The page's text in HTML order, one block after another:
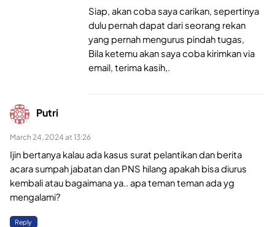
Siap, akan coba saya carikan, sepertinya
dulu pernah dapat dari seorang rekan
yang pernah mengurus pindah tugas,
Bila ketemu akan saya coba kirimkan via
email, terima kasih,.
Putri
March 24, 2024 at 13:26
Ijin bertanya kalau ada kasus surat pelantikan dan berita
acara sumpah jabatan dan PNS hilang apakah bisa diurus
kembali atau bagaimana ya.. apa teman teman ada yg
mengalami?
Reply